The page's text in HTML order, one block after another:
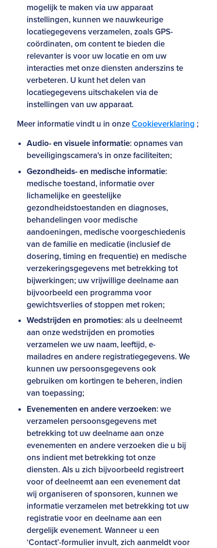
mogelijk te maken via uw apparaat
instellingen, kunnen we nauwkeurige
locatiegegevens verzamelen, zoals GPS-
coördinaten, om content te bieden die
relevanter is voor uw locatie en om uw
interacties met onze diensten anderszins te
verbeteren. U kunt het delen van
locatiegegevens uitschakelen via de
instellingen van uw apparaat.
Meer informatie vindt u in onzeCookieverklaring ;
Audio- en visuele informatie: opnames van
beveiligingscamera's in onze faciliteiten;
Gezondheids- en medische informatie:
medische toestand, informatie over
lichamelijke en geestelijke
gezondheidstoestanden en diagnoses,
behandelingen voor medische
aandoeningen, medische voorgeschiedenis
van de familie en medicatie (inclusief de
dosering, timing en frequentie) en medische
verzekeringsgegevens met betrekking tot
bijwerkingen; uw vrijwillige deelname aan
bijvoorbeeld een programma voor
gewichtsverlies of stoppen met roken;
Wedstrijden en promoties: als u deelneemt
aan onze wedstrijden en promoties
verzamelen we uw naam, leeftijd, e-
mailadres en andere registratiegegevens. We
kunnen uw persoonsgegevens ook
gebruiken om kortingen te beheren, indien
van toepassing;
Evenementen en andere verzoeken: we
verzamelen persoonsgegevens met
betrekking tot uw deelname aan onze
evenementen en andere verzoeken die u bij
ons indient met betrekking tot onze
diensten. Als u zich bijvoorbeeld registreert
voor of deelneemt aan een evenement dat
wij organiseren of sponsoren, kunnen we
informatie verzamelen met betrekking tot uw
registratie voor en deelname aan een
dergelijk evenement. Wanneer u een
‘Contact’-formulier invult, zich aanmeldt voor